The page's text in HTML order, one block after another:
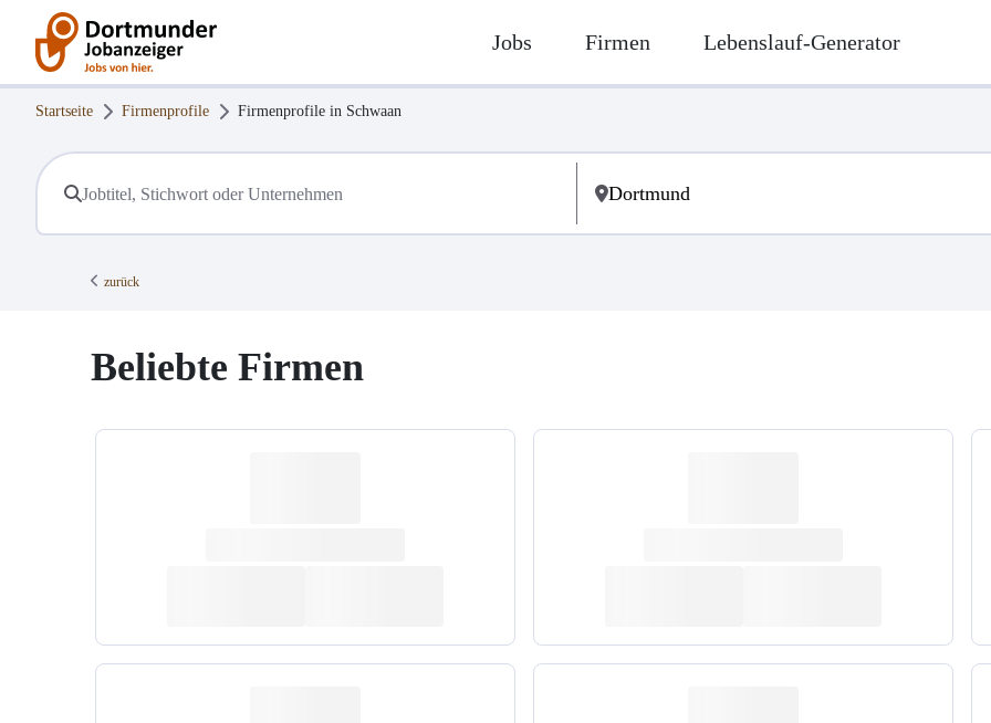
Jobs Firmen Lebenslauf-Generator
Startseite Firmenprofile Firmenprofile in Schwaan
zurück
Beliebte Firmen